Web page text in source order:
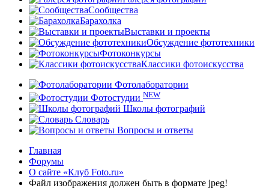
Сообщества
Барахолка
Выставки и проекты
Обсуждение фототехники
Фотоконкурсы
Классики фотоискусства
Фотолаборатории
Фотостудии NEW
Школы фотографий
Словарь
Вопросы и ответы
Главная
Форумы
О сайте «Клуб Foto.ru»
Файл изображения должен быть в формате jpeg!